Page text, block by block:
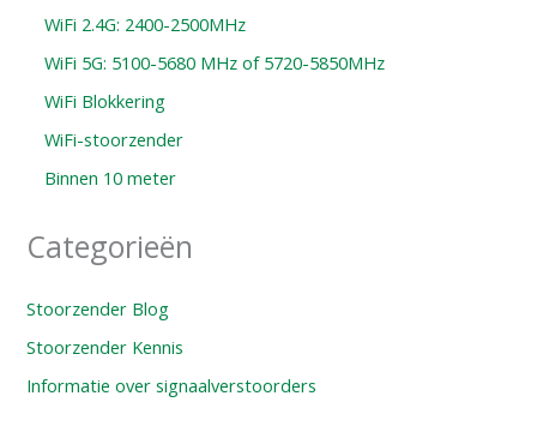
WiFi 2.4G: 2400-2500MHz
WiFi 5G: 5100-5680 MHz of 5720-5850MHz
WiFi Blokkering
WiFi-stoorzender
Binnen 10 meter
Categorieën
Stoorzender Blog
Stoorzender Kennis
Informatie over signaalverstoorders